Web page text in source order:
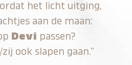
het licht uitging,
aan de maan:
Devi passen?
ook slapen gaan.”